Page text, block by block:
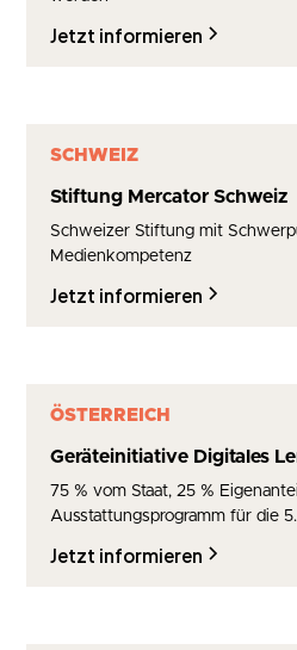
Jetzt informieren
SCHWEIZ
Stiftung Mercator Schweiz
Schweizer Stiftung mit
Medienkompetenz
Jetzt informieren
ÖSTERREICH
Geräteinitiative Digitales
75 % vom Staat, 25 %
Ausstattungsprogramm für die
Jetzt informieren